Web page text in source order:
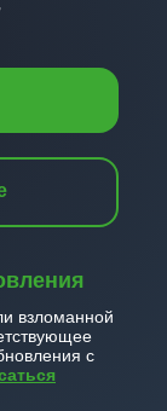
взломанной
с